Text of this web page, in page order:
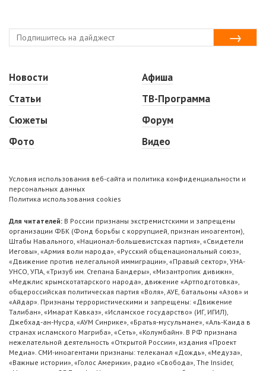
Новости
Статьи
Сюжеты
Фото
Афиша
ТВ-Программа
Форум
Видео
Условия использования веб-сайта и политика конфиденциальности и
персональных данных
Политика использования cookies
Для читателей: В России признаны экстремистскими и запрещены
организации ФБК (Фонд борьбы с коррупцией, признан иноагентом),
Штабы Навального, «Национал-большевистская партия», «Свидетели
Иеговы», «Армия воли народа», «Русский общенациональный союз»,
«Движение против нелегальной иммиграции», «Правый сектор», УНА-
УНСО, УПА, «Тризуб им. Степана Бандеры», «Мизантропик дивижн»,
«Меджлис крымскотатарского народа», движение «Артподготовка»,
общероссийская политическая партия «Воля», АУЕ, батальоны «Азов» и
«Айдар». Признаны террористическими и запрещены: «Движение
Талибан», «Имарат Кавказ», «Исламское государство» (ИГ, ИГИЛ),
Джебхад-ан-Нусра, «АУМ Синрике», «Братья-мусульмане», «Аль-Каида в
странах исламского Магриба», «Сеть», «Колумбайн». В РФ признана
нежелательной деятельность «Открытой России», издания «Проект
Медиа». СМИ-иноагентами признаны: телеканал «Дождь», «Медуза»,
«Важные истории», «Голос Америки», радио «Свобода», The Insider,